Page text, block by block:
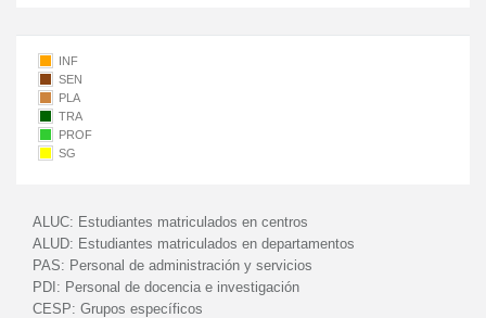
INF
SEN
PLA
TRA
PROF
SG
ALUC: Estudiantes matriculados en centros
ALUD: Estudiantes matriculados en departamentos
PAS: Personal de administración y servicios
PDI: Personal de docencia e investigación
CESP: Grupos específicos